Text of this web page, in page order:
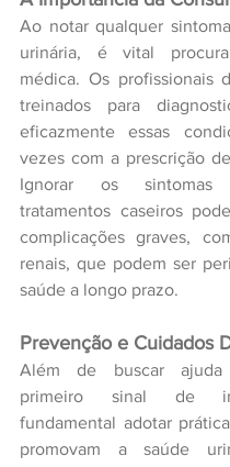
Ao notar qualquer
urinária, é vital
médica. Os profissionais
treinados para
eficazmente essas
vezes com a prescrição
Ignorar os
tratamentos caseiros
complicações graves,
renais, que podem ser
saúde a longo prazo.
Prevenção e Cuidados
Além de buscar
primeiro sinal de
fundamental adotar
promovam a saúde